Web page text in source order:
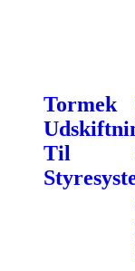
Tormek
Til